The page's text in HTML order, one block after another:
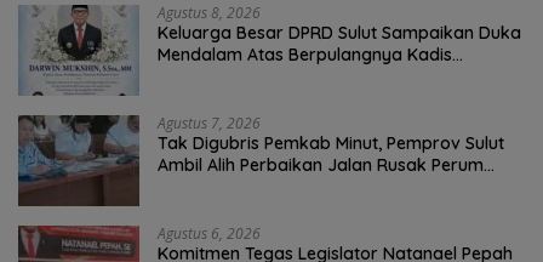
Agustus 8, 2026
Keluarga Besar DPRD Sulut Sampaikan Duka
Mendalam Atas Berpulangnya Kadis
Agustus 7, 2026
Tak Digubris Pemkab Minut, Pemprov Sulut
Ambil Alih Perbaikan Jalan Rusak Perum
Agustus 6, 2026
Komitmen Tegas Legislator Natanael Pepah